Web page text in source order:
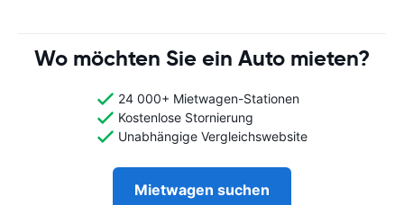
Wo möchten Sie ein Auto mieten?
24 000+ Mietwagen-Stationen
Kostenlose Stornierung
Unabhängige Vergleichswebsite
Mietwagen suchen